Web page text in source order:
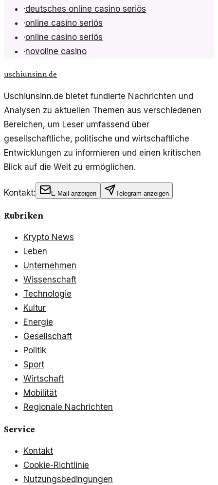
·deutsches online casino seriös
·online casino seriös
·online casino seriös
·novoline casino
uschiunsinn.de
Uschiunsinn.de bietet fundierte Nachrichten und
Analysen zu aktuellen Themen aus verschiedenen
Bereichen, um Leser umfassend über
gesellschaftliche, politische und wirtschaftliche
Entwicklungen zu informieren und einen kritischen
Blick auf die Welt zu ermöglichen.
Kontakt: E-Mail anzeigen Telegram anzeigen
Rubriken
Krypto News
Leben
Unternehmen
Wissenschaft
Technologie
Kultur
Energie
Gesellschaft
Politik
Sport
Wirtschaft
Mobilität
Regionale Nachrichten
Service
Kontakt
Cookie-Richtlinie
Nutzungsbedingungen